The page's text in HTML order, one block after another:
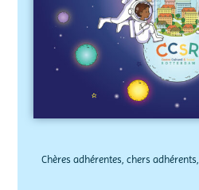
Chères adhérentes, chers adhérents,